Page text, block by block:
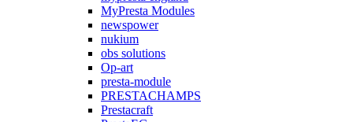
MyPresta Modules
newspower
nukium
obs solutions
Op-art
presta-module
PRESTACHAMPS
Prestacraft